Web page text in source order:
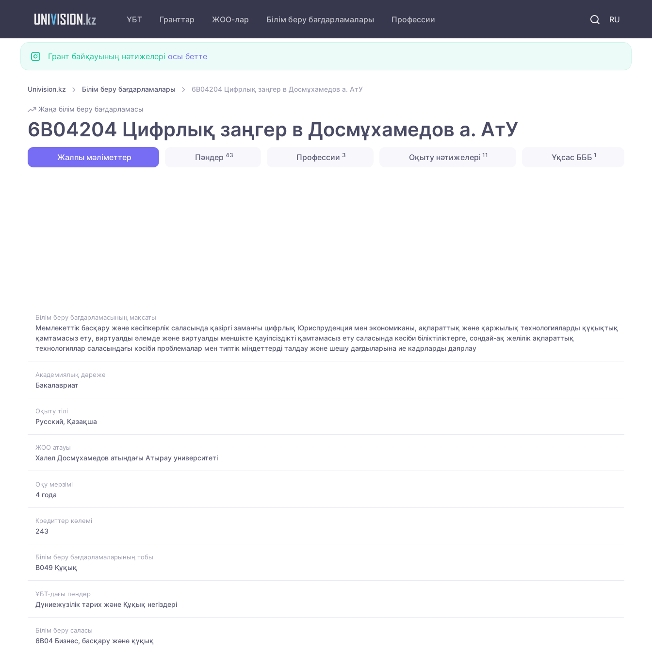
RU
ҰБТ Гранттар ЖОО-лар Білім беру бағдарламалары Профессии
Грант байқауының нәтижелері осы бетте
Univision.kz Білім беру бағдарламалары 6B04204 Цифрлық заңгер в Досмұхамедов а. АтУ
Жаңа білім беру бағдарламасы
6B04204 Цифрлық заңгер в Досмұхамедов а. АтУ
Жалпы мәліметтер Пәндер 43 Профессии 3 Оқыту нәтижелері 11 Ұқсас БББ 1
Білім беру бағдарламасының мақсаты
Мемлекеттік басқару және кәсіпкерлік саласында қазіргі заманғы цифрлық Юриспруденция мен экономиканы, ақпараттық және қаржылық технологияларды құқықтық
қамтамасыз ету, виртуалды әлемде және виртуалды меншікте қауіпсіздікті қамтамасыз ету саласында кәсіби біліктіліктерге, сондай-ақ желілік ақпараттық
технологиялар саласындағы кәсіби проблемалар мен типтік міндеттерді талдау және шешу дағдыларына ие кадрларды даярлау
Академиялық дәреже
Бакалавриат
Оқыту тілі
Русский, Қазақша
ЖОО атауы
Халел Досмұхамедов атындағы Атырау университеті
Оқу мерзімі
4 года
Кредиттер көлемі
243
Білім беру бағдарламаларының тобы
B049 Құқық
ҰБТ-дағы пәндер
Дүниежүзілік тарих және Құқық негіздері
Білім беру саласы
6B04 Бизнес, басқару және құқық